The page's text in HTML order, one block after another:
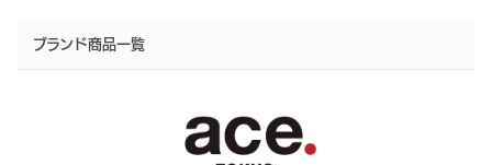
ブランド商品一覧